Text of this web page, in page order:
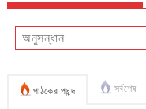
পাঠকের পছন্দ সর্বশেষ